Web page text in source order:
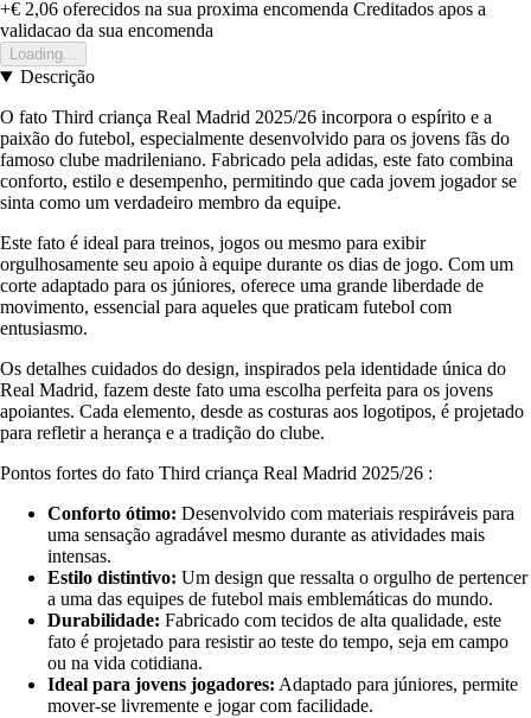
+€ 2,06 oferecidos na sua proxima encomenda Creditados apos a
validacao da sua encomenda
Loading...
Descrição
O fato Third criança Real Madrid 2025/26 incorpora o espírito e a
paixão do futebol, especialmente desenvolvido para os jovens fãs do
famoso clube madrileniano. Fabricado pela adidas, este fato combina
conforto, estilo e desempenho, permitindo que cada jovem jogador se
sinta como um verdadeiro membro da equipe.
Este fato é ideal para treinos, jogos ou mesmo para exibir
orgulhosamente seu apoio à equipe durante os dias de jogo. Com um
corte adaptado para os júniores, oferece uma grande liberdade de
movimento, essencial para aqueles que praticam futebol com
entusiasmo.
Os detalhes cuidados do design, inspirados pela identidade única do
Real Madrid, fazem deste fato uma escolha perfeita para os jovens
apoiantes. Cada elemento, desde as costuras aos logotipos, é projetado
para refletir a herança e a tradição do clube.
Pontos fortes do fato Third criança Real Madrid 2025/26 :
Conforto ótimo: Desenvolvido com materiais respiráveis para
uma sensação agradável mesmo durante as atividades mais
intensas.
Estilo distintivo: Um design que ressalta o orgulho de pertencer
a uma das equipes de futebol mais emblemáticas do mundo.
Durabilidade: Fabricado com tecidos de alta qualidade, este
fato é projetado para resistir ao teste do tempo, seja em campo
ou na vida cotidiana.
Ideal para jovens jogadores: Adaptado para júniores, permite
mover-se livremente e jogar com facilidade.